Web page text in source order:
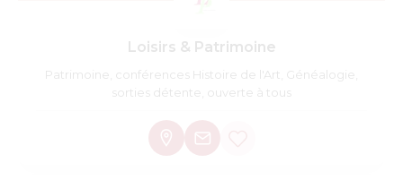
Loisirs & Patrimoine
Patrimoine, conférences Histoire de l'Art, Généalogie,
sorties détente, ouverte à tous